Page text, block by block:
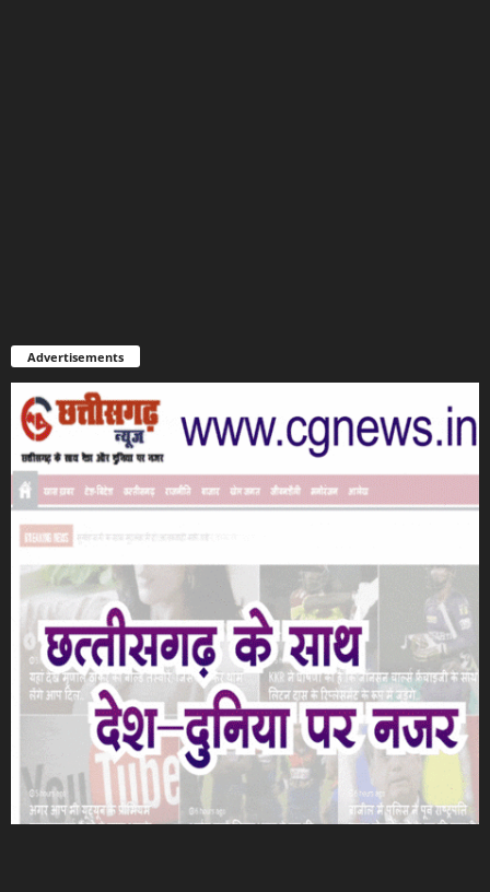
Advertisements